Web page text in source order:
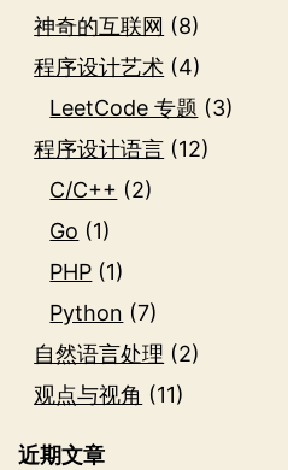
神奇的互联网 (8)
程序设计艺术 (4)
LeetCode 专题 (3)
程序设计语言 (12)
C/C++ (2)
Go (1)
PHP (1)
Python (7)
自然语言处理 (2)
观点与视角 (11)
近期文章